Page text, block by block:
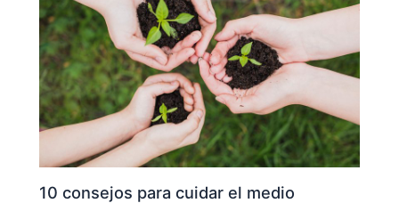
10 consejos para cuidar el medio